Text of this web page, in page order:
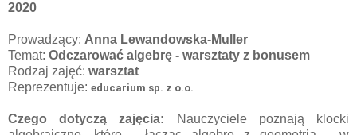
2020
Prowadzący: Anna Lewandowska-Muller
Temat: Odczarować algebrę - warsztaty z bonusem
Rodzaj zajęć: warsztat
Reprezentuje: educarium sp. z o.o.
Czego dotyczą zajęcia:
Nauczyciele poznają klocki